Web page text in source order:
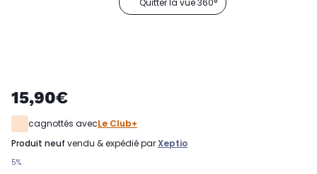
Quitter la vue 360°
15,90€
cagnottés avecLe Club+
produit neuf vendu & expédié parXeptio
5%